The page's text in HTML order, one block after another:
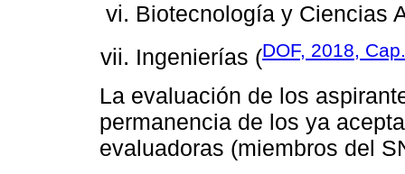
Biotecnología y Ciencias
Ingenierías (DOF, 2018,
La evaluación de los
permanencia de los ya
evaluadoras (miembros del